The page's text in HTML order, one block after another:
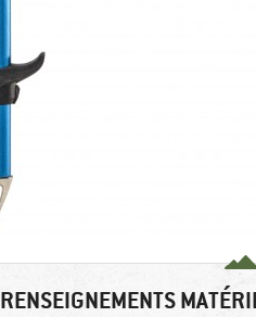
RENSEIGNEMENTS